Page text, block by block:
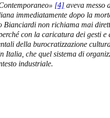
[4] aveva messo
immediatamente dopo la
Bianciardi non richiama mai
con la caricatura dei gesti e
della burocratizzazione
Italia, che quel sistema di
industriale.